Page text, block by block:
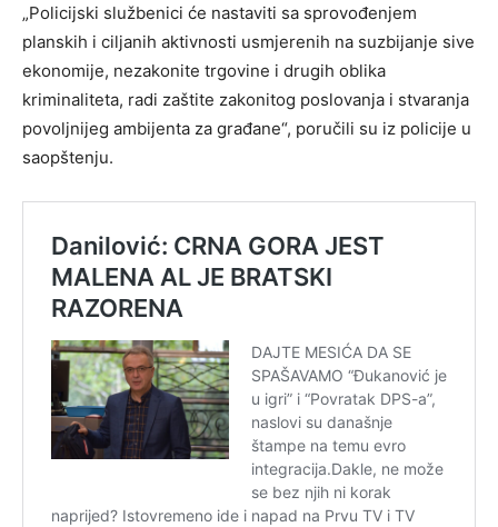
„Policijski službenici će nastaviti sa sprovođenjem
planskih i ciljanih aktivnosti usmjerenih na suzbijanje sive
ekonomije, nezakonite trgovine i drugih oblika
kriminaliteta, radi zaštite zakonitog poslovanja i stvaranja
povoljnijeg ambijenta za građane“, poručili su iz policije u
saopštenju.